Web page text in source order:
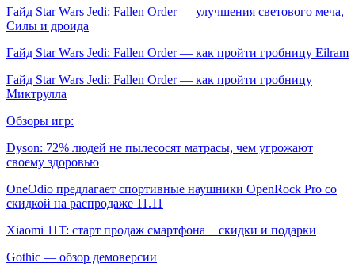
Гайд Star Wars Jedi: Fallen Order — улучшения светового меча,
Силы и дроида
Гайд Star Wars Jedi: Fallen Order — как пройти гробницу Eilram
Гайд Star Wars Jedi: Fallen Order — как пройти гробницу
Миктрулла
Обзоры игр:
Dyson: 72% людей не пылесосят матрасы, чем угрожают
своему здоровью
OneOdio предлагает спортивные наушники OpenRock Pro со
скидкой на распродаже 11.11
Xiaomi 11T: старт продаж смартфона + скидки и подарки
Gothic — обзор демоверсии